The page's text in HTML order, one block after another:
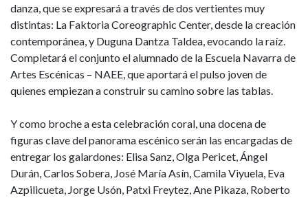
danza, que se expresará a través de dos vertientes muy
distintas: La Faktoria Coreographic Center, desde la creación
contemporánea, y Duguna Dantza Taldea, evocando la raíz.
Completará el conjunto el alumnado de la Escuela Navarra de
Artes Escénicas – NAEE, que aportará el pulso joven de
quienes empiezan a construir su camino sobre las tablas.
Y como broche a esta celebración coral, una docena de
figuras clave del panorama escénico serán las encargadas de
entregar los galardones: Elisa Sanz, Olga Pericet, Ángel
Durán, Carlos Sobera, José María Asín, Camila Viyuela, Eva
Azpilicueta, Jorge Usón, Patxi Freytez, Ane Pikaza, Roberto